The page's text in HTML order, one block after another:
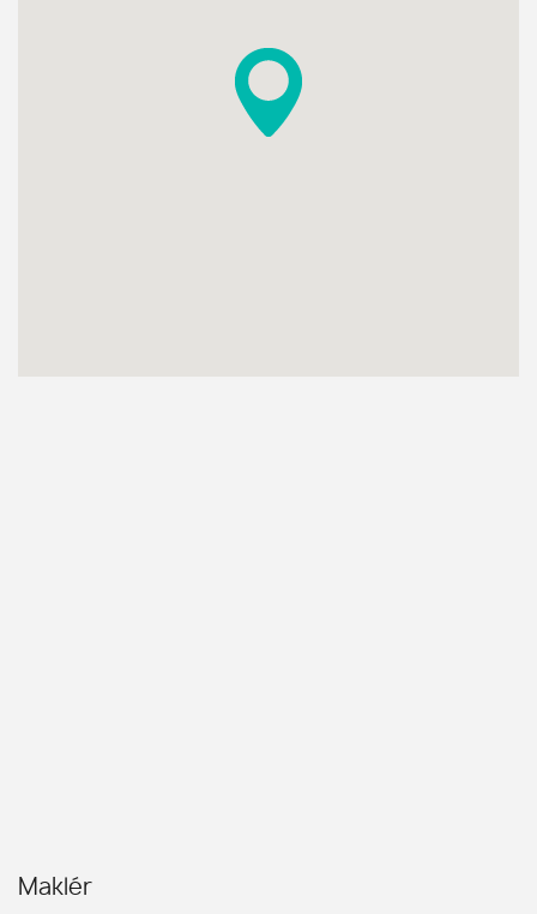
Maklér